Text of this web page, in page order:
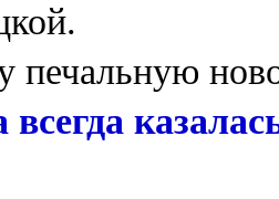
печальную